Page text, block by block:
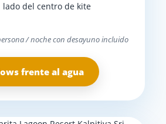
lado del centro de kite
/ noche con desayuno incluido
frente al agua